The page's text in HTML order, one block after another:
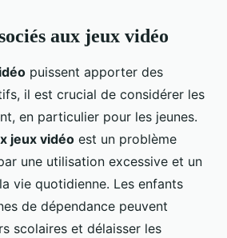
aux jeux vidéo
puissent apporter des
il est crucial de considérer les
en particulier pour les jeunes.
jeux vidéo est un problème
une utilisation excessive et un
vie quotidienne. Les enfants
de dépendance peuvent
scolaires et délaisser les